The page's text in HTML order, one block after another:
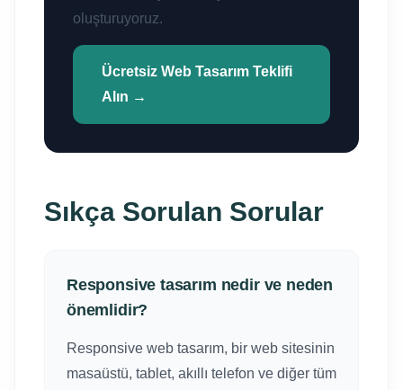
oluşturuyoruz.
Ücretsiz Web Tasarım Teklifi
Alın →
Sıkça Sorulan Sorular
Responsive tasarım nedir ve neden
önemlidir?
Responsive web tasarım, bir web sitesinin
masaüstü, tablet, akıllı telefon ve diğer tüm